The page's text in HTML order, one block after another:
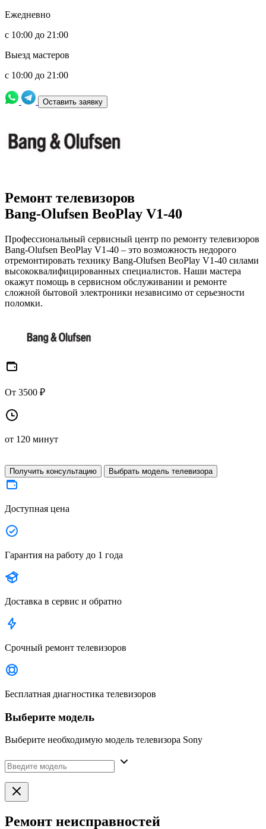
Ежедневно
с 10:00 до 21:00
Выезд мастеров
с 10:00 до 21:00
Оставить заявку
Ремонт телевизоров
Bang-Olufsen BeoPlay V1-40
Профессиональный сервисный центр по ремонту телевизоров
Bang-Olufsen BeoPlay V1-40 – это возможность недорого
отремонтировать технику Bang-Olufsen BeoPlay V1-40 силами
высококвалифицированных специалистов. Наши мастера
окажут помощь в сервисном обслуживании и ремонте
сложной бытовой электроники независимо от серьезности
поломки.
От 3500 ₽
от 120 минут
Получить консультацию Выбрать модель телевизора
Доступная цена
Гарантия на работу до 1 года
Доставка в сервис и обратно
Срочный ремонт телевизоров
Бесплатная диагностика телевизоров
Выберите модель
Выберите необходимую модель телевизора Sony
Ремонт неисправностей